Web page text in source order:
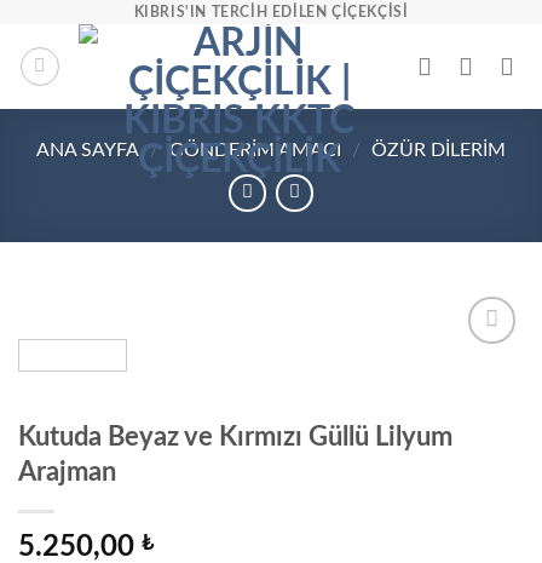
KIBRIS'IN TERCIH EDILEN ÇIÇEKÇISI
ANA SAYFA / GÖNDERIM AMACI / ÖZÜR DILERIM
Kutuda Beyaz ve Kırmızı Güllü Lilyum
Arajman
5.250,00 ₺